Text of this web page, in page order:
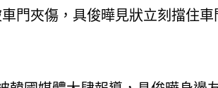
門夾傷，具俊曄見狀立刻擋住